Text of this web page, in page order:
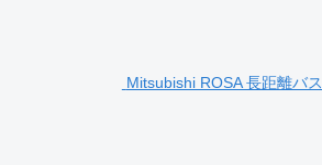
Mitsubishi ROSA 長距離バス